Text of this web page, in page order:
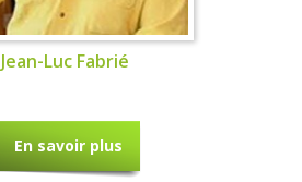
Jean-Luc Fabrié
En savoir plus